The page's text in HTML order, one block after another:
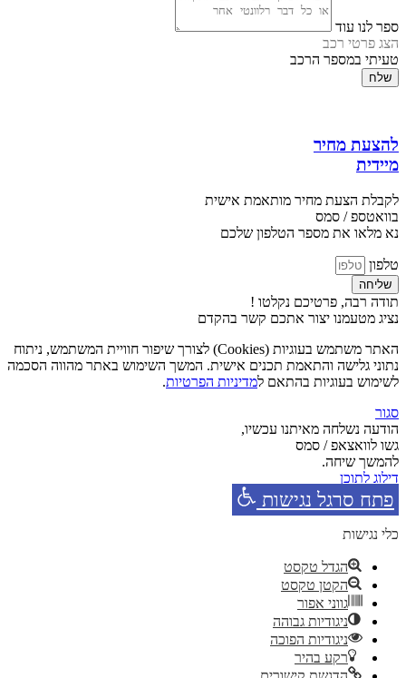
ספר לנו עוד
הצג פרטי רכב
טעיתי במספר הרכב
שלח
להצעת מחיר
מיידית
לקבלת הצעת מחיר מותאמת אישית
בוואטספ / סמס
נא מלאו את מספר הטלפון שלכם
טלפון
שליחה
תודה רבה, פרטיכם נקלטו !
נציג מטעמנו יצור אתכם קשר בהקדם
האתר משתמש בעוגיות (Cookies) לצורך שיפור חוויית המשתמש, ניתוח
נתוני גלישה והתאמת תכנים אישית. המשך השימוש באתר מהווה הסכמה
לשימוש בעוגיות בהתאם למדיניות הפרטיות.
סגור
הודעה נשלחה מאיתנו עכשיו,
גשו לוואצאפ / סמס
להמשך שיחה.
דילוג לתוכן
פתח סרגל נגישות
כלי נגישות
הגדל טקסט
הקטן טקסט
גווני אפור
ניגודיות גבוהה
ניגודיות הפוכה
רקע בהיר